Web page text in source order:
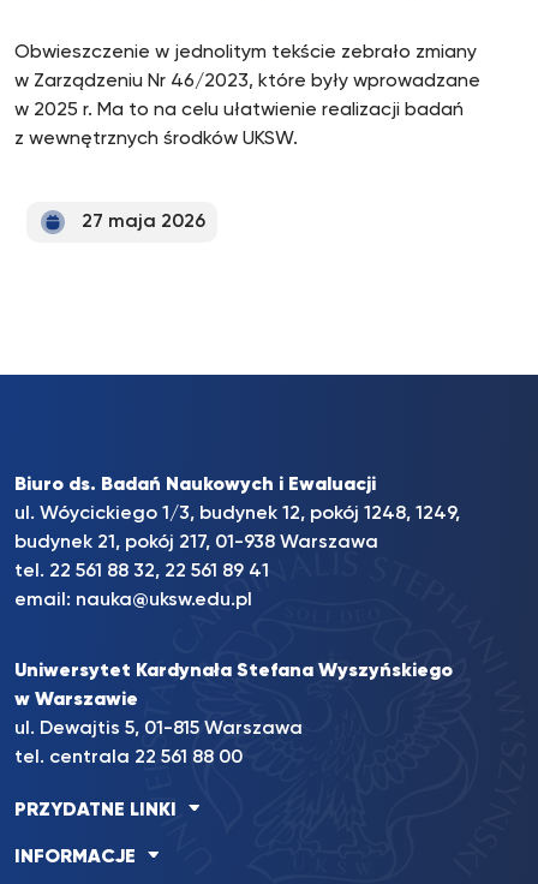
Obwieszczenie w jednolitym tekście zebrało zmiany
w Zarządzeniu Nr 46/2023, które były wprowadzane
w 2025 r. Ma to na celu ułatwienie realizacji badań
z wewnętrznych środków UKSW.
27 maja 2026
Biuro ds. Badań Naukowych i Ewaluacji
ul. Wóycickiego 1/3, budynek 12, pokój 1248, 1249,
budynek 21, pokój 217, 01-938 Warszawa
tel. 22 561 88 32, 22 561 89 41
email: nauka@uksw.edu.pl
Uniwersytet Kardynała Stefana Wyszyńskiego
w Warszawie
ul. Dewajtis 5, 01-815 Warszawa
tel. centrala 22 561 88 00
PRZYDATNE LINKI
INFORMACJE